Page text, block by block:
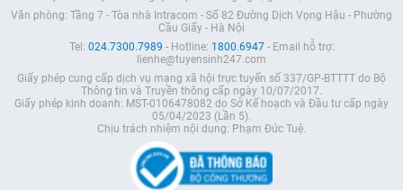
Văn phòng: Tầng 7 - Tòa nhà Intracom - Số 82 Đường Dịch Vọng Hậu - Phường
Cầu Giấy - Hà Nội
Tel: 024.7300.7989 - Hotline: 1800.6947- Email hỗ trợ:
lienhe@tuyensinh247.com
Giấy phép cung cấp dịch vụ mạng xã hội trực tuyến số 337/GP-BTTTT do Bộ
Thông tin và Truyền thông cấp ngày 10/07/2017.
Giấy phép kinh doanh: MST-0106478082 do Sở Kế hoạch và Đầu tư cấp ngày
05/04/2023 (Lần 5).
Chịu trách nhiệm nội dung: Phạm Đức Tuệ.